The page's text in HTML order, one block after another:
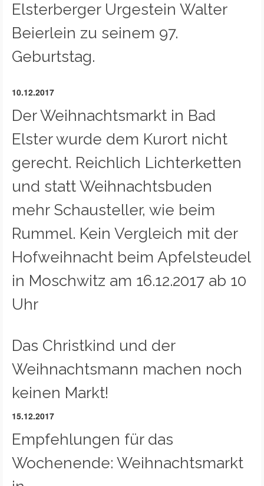
Elsterberger Urgestein Walter
Beierlein zu seinem 97.
Geburtstag.
10.12.2017
Der Weihnachtsmarkt in Bad
Elster wurde dem Kurort nicht
gerecht. Reichlich Lichterketten
und statt Weihnachtsbuden
mehr Schausteller, wie beim
Rummel. Kein Vergleich mit der
Hofweihnacht beim Apfelsteudel
in Moschwitz am 16.12.2017 ab 10
Uhr
Das Christkind und der
Weihnachtsmann machen noch
keinen Markt!
15.12.2017
Empfehlungen für das
Wochenende: Weihnachtsmarkt